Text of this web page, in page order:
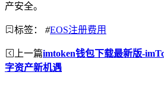
产安全。
标签： #EOS注册费用
上一篇imtoken钱包下载最新版-
字资产新机遇